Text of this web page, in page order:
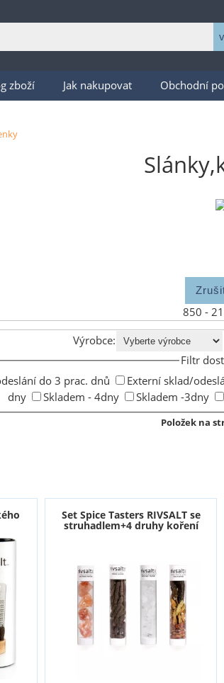
zboží Jak nakupovat Obchodní
850 -
Výrobce:
Filtr
do 3 prac. dnů Externí sklad/
dny
Skladem - 4dny Skladem -3dny
Položek na
Set Spice Tasters RIVSALT se
struhadlem+4 druhy koření